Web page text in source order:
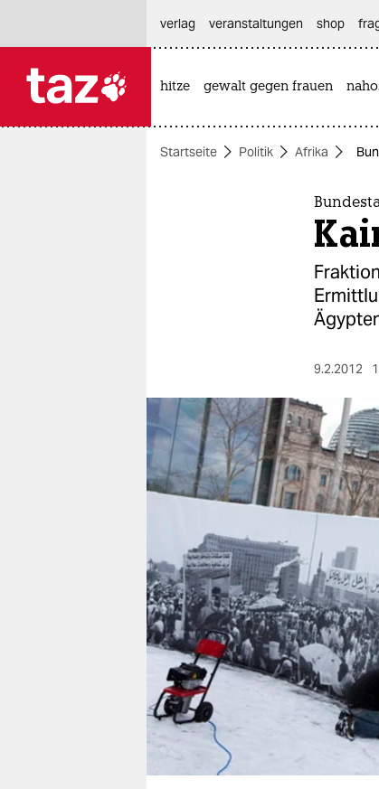
themen
berlin
nord
wahrheit
verlag
verlag
veranstaltungen
shop
fragen & hilfe
unterstützen
abo
genossenschaft
verlag
veranstaltungen shop
hitze gewalt gegen frauen
Startseite Politik Afrika
9.2.2012